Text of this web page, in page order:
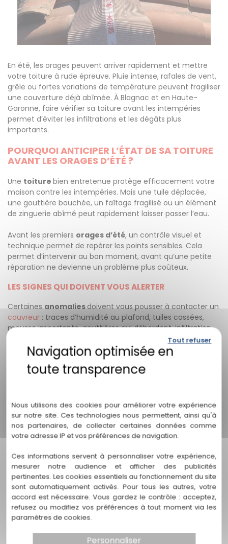
En été, les orages peuvent arriver rapidement et mettre
votre toiture à rude épreuve. Pluie intense, rafales de vent,
grêle ou fortes variations de température peuvent fragiliser
une couverture déjà abîmée. À Blagnac et en Haute-
Garonne, faire vérifier sa toiture avant les intempéries
permet d’éviter les infiltrations et les dégâts plus
importants.
POURQUOI ANTICIPER L’ÉTAT DE SA TOITURE
AVANT LES ORAGES D’ÉTÉ ?
Une toiture bien entretenue protège efficacement votre
maison contre les intempéries. Mais une tuile déplacée,
une gouttière bouchée, un faîtage fragilisé ou un élément
de zinguerie abîmé peut rapidement laisser passer l’eau.
Avant les premiers orages d’été, un contrôle visuel et
technique permet de repérer les points sensibles. Cela
permet d’intervenir au bon moment, avant qu’une petite
réparation ne devienne un problème plus coûteux.
LES SIGNES QUI DOIVENT VOUS ALERTER
Certainesanomaliesdoivent vous pousser à contacter un
couvreur : traces d’humidité au plafond, tuiles cassées,
mousse importante, gouttières qui débordent, infiltration
dans les combles ou éléments de toiture déplacés après
un coup de vent.
Même si les signes semblent légers, il est préférable de ne
LES POINTS À CONTRÔLER EN PRIORITÉ
Avant l’été, il est conseillé de vérifier l’état destuiles
faîtage, des rives, des gouttières, des
chéneaux
zinguerie. Ces éléments jouent un rôle essentiel dans
l’évacuation des eaux de pluie et l’étanchéité de votre
toiture.
T.C. Couvreur 31 intervient àBlagnacpour contrôler,
entretenir et réparer votretoitureavec des solutions
adaptées à votre habitat.
FAIRE APPEL À UN COUVREUR-ZINGUEUR À
Nous utilisons des cookies pour améliorer votre expérience
sur notre site. Ces technologies nous permettent, ainsi qu'à
nos partenaires, de collecter certaines données comme
votre adresse IP et vos préférences de navigation.
Ces informations servent à personnaliser votre expérience,
mesurer notre audience et afficher des publicités
pertinentes. Les cookies essentiels au fonctionnement du site
sont automatiquement activés. Pour tous les autres, votre
accord est nécessaire. Vous gardez le contrôle : acceptez,
refusez ou modifiez vos préférences à tout moment via les
paramètres de cookies.
Tout refuser
Personnaliser